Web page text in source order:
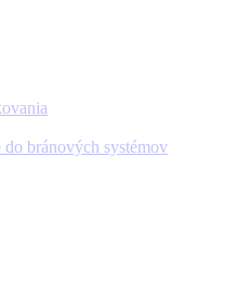
bránových systémov